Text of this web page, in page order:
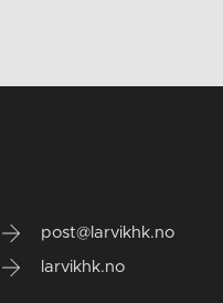
post@larvikhk.no
larvikhk.no